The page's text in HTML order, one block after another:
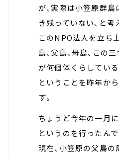
が、実際は小笠原群
き残っていない、と考
このNPO法人を立ち
島、父島、母島、この
が何個体くらしてい
ということを昨年か
す。
ちょうど今年の一月
というのを行ったん
現在、小笠原の父島